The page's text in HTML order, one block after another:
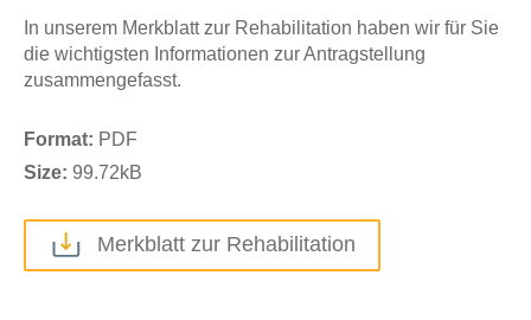
In unserem Merkblatt zur Rehabilitation haben wir für Sie
die wichtigsten Informationen zur Antragstellung
zusammengefasst.
Format: PDF
Size: 99.72kB
Merkblatt zur Rehabilitation